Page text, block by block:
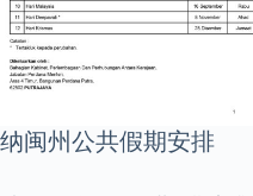
纳闽州公共假期安排